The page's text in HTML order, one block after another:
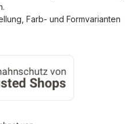
Farb- und Formvarianten